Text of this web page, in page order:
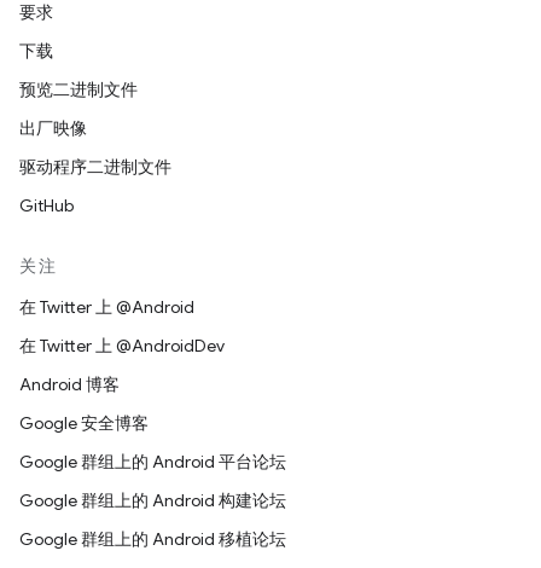
要求
下载
预览二进制文件
出厂映像
驱动程序二进制文件
GitHub
关注
在 Twitter 上 @Android
在 Twitter 上 @AndroidDev
Android 博客
Google 安全博客
Google 群组上的 Android 平台论坛
Google 群组上的 Android 构建论坛
Google 群组上的 Android 移植论坛